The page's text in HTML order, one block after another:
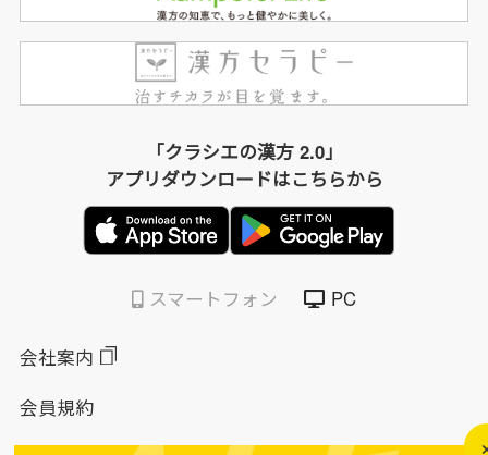
「クラシエの漢方 2.0」
アプリダウンロードはこちらから
スマートフォン PC
会社案内
会員規約